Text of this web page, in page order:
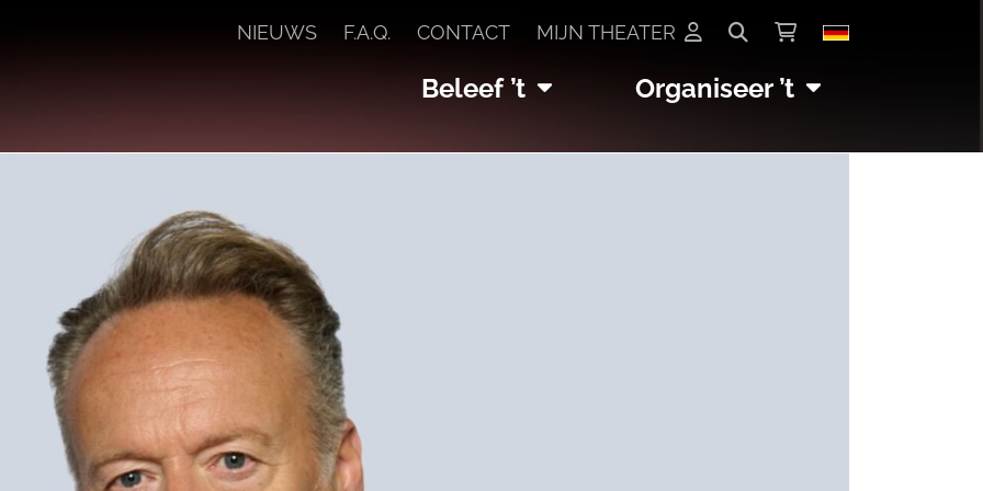
NIEUWS F.A.Q. CONTACT MIJN THEATER
Beleef ’t Organiseer ’t